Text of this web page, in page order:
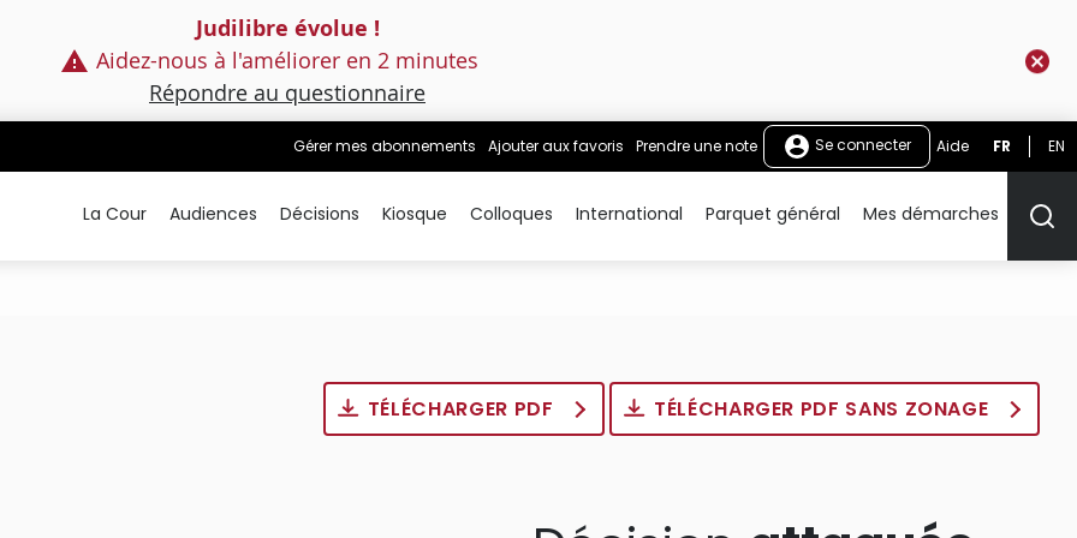
Judilibre évolue !
Aidez-nous à l'améliorer en 2 minutes
Répondre au questionnaire
Gérer mes abonnements Ajouter aux favoris Prendre une note Se connecter Aide FR EN
La Cour Audiences Décisions Kiosque Colloques International Parquet général Mes démarches
TÉLÉCHARGER PDF TÉLÉCHARGER PDF SANS ZONAGE